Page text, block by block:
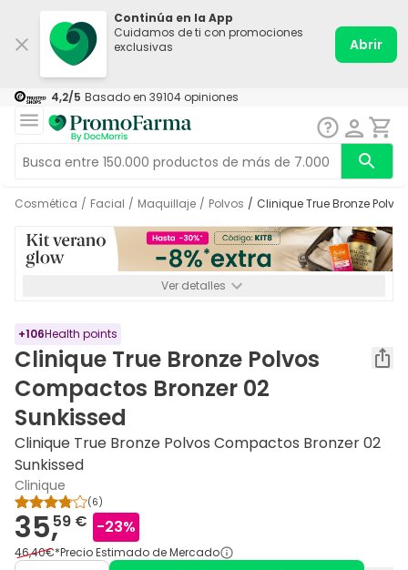
Continúa en la App
Cuidamos de ti con promociones
exclusivas
Abrir
4,2/5 Basado en 39104 opiniones
Cosmética / Facial / Maquillaje / Polvos / Clinique True Bronze
Ver detalles
+106Health points
Clinique True Bronze Polvos
Compactos Bronzer 02
Sunkissed
Clinique True Bronze Polvos Compactos Bronzer 02
Sunkissed
Clinique
(6)
35,59 € -23%
46,40€*Precio Estimado de Mercado